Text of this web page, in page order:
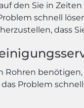
den Sie in
schnell
dass
Problem